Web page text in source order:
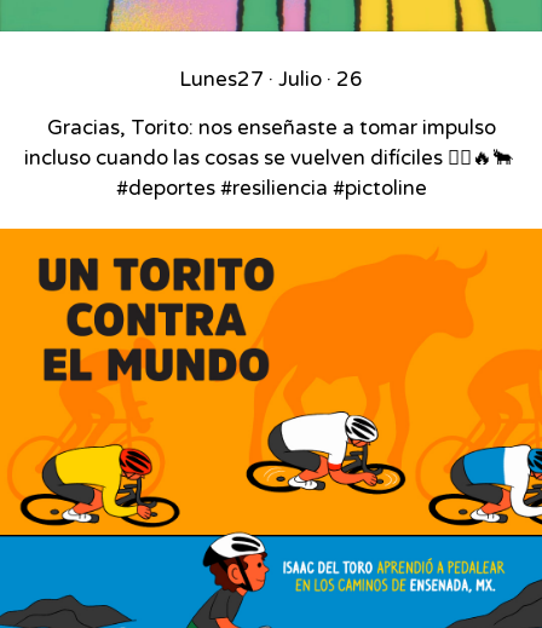
Lunes27 · Julio · 26
Gracias, Torito: nos enseñaste a tomar impulso
incluso cuando las cosas se vuelven difíciles 🚴‍♂️🔥🐂⁣ ⁣
#deportes #resiliencia #pictoline